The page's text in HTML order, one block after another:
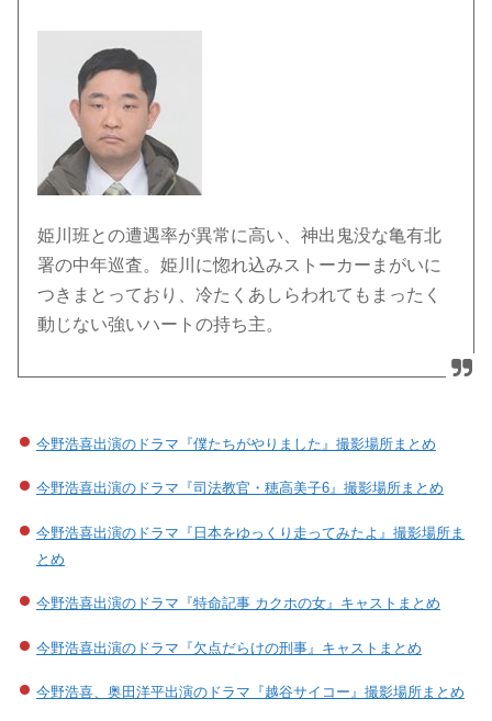
姫川班との遭遇率が異常に高い、神出鬼没な亀有北
署の中年巡査。姫川に惚れ込みストーカーまがいに
つきまとっており、冷たくあしらわれてもまったく
動じない強いハートの持ち主。
今野浩喜出演のドラマ『僕たちがやりました』撮影場所まとめ
今野浩喜出演のドラマ『司法教官・穂高美子6』撮影場所まとめ
今野浩喜出演のドラマ『日本をゆっくり走ってみたよ』撮影場所ま
とめ
今野浩喜出演のドラマ『特命記事 カクホの女』キャストまとめ
今野浩喜出演のドラマ『欠点だらけの刑事』キャストまとめ
今野浩喜、奥田洋平出演のドラマ『越谷サイコー』撮影場所まとめ